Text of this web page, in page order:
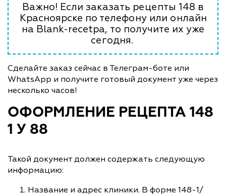
Важно! Если заказать рецепты 148 в
Красноярске по телефону или онлайн
на Blank-recetpa, то получите их уже
сегодня.
Сделайте заказ сейчас в Телеграм-боте или
WhatsApp и получите готовый документ уже через
несколько часов!
ОФОРМЛЕНИЕ РЕЦЕПТА 148
1 У 88
Такой документ должен содержать следующую
информацию:
Название и адрес клиники. В форме 148-1/